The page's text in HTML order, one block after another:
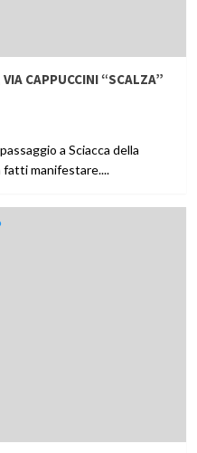
CAPPUCCINI “SCALZA”
a Sciacca della
fatti manifestare....